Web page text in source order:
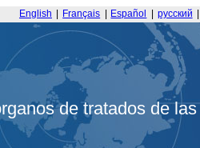
English Français Español русский
de tratados de